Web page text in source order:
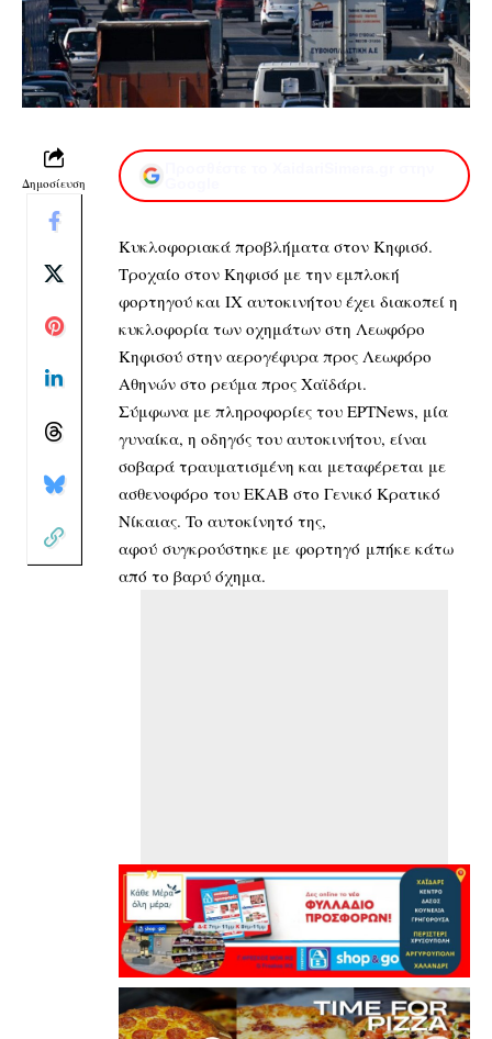
Δημοσίευση
Κυκλοφοριακά προβλήματα στον Κηφισό.
Τροχαίο στον Κηφισό με την εμπλοκή
φορτηγού και ΙΧ αυτοκινήτου έχει διακοπεί η
κυκλοφορία των οχημάτων στη Λεωφόρο
Κηφισού στην αερογέφυρα προς Λεωφόρο
Αθηνών στο ρεύμα προς Χαϊδάρι.
Σύμφωνα με πληροφορίες του ΕΡΤΝews, μία
γυναίκα, η οδηγός του αυτοκινήτου, είναι
σοβαρά τραυματισμένη και μεταφέρεται με
ασθενοφόρο του ΕΚΑΒ στο Γενικό Κρατικό
Νίκαιας. To αυτοκίνητό της,
αφού συγκρούστηκε με φορτηγό μπήκε κάτω
από το βαρύ όχημα.